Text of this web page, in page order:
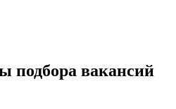
подбора вакансий